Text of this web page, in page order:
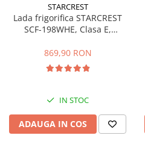
STARCREST
Lada frigorifica STARCREST
SCF-198WHE, Clasa E,
convertibil - functie frigider,
Termostat reglabil, Alb
869,90 RON
IN STOC
ADAUGA IN COS